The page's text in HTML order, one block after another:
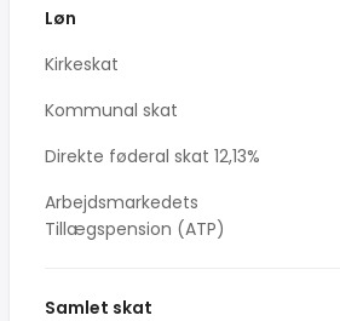
Løn
Kirkeskat
Kommunal skat
Direkte føderal skat 12,13%
Arbejdsmarkedets
Tillægspension (ATP)
Samlet skat